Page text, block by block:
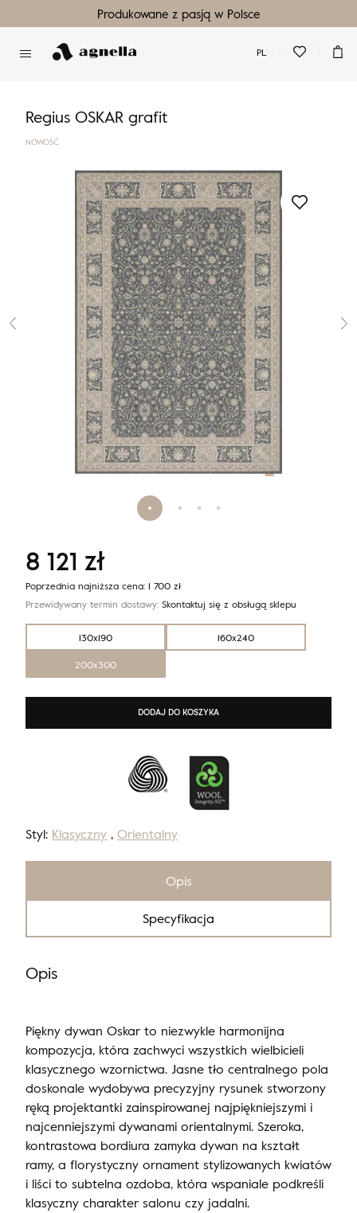
Produkowane z pasją w Polsce
PL
Regius OSKAR grafit
NOWOŚĆ
Styl: Klasyczny , Orientalny
130x190
160x240
200x300
8 121 zł
Poprzednia najniższa cena: 1 700 zł
Przewidywany termin dostawy: Skontaktuj się z obsługą sklepu
DODAJ DO KOSZYKA
Opis
Specyfikacja
Opis
Piękny dywan Oskar to niezwykle harmonijna
kompozycja, która zachwyci wszystkich wielbicieli
klasycznego wzornictwa. Jasne tło centralnego pola
doskonale wydobywa precyzyjny rysunek stworzony
ręką projektantki zainspirowanej najpiękniejszymi i
najcenniejszymi dywanami orientalnymi. Szeroka,
kontrastowa bordiura zamyka dywan na kształt
ramy, a florystyczny ornament stylizowanych kwiatów
i liści to subtelna ozdoba, która wspaniale podkreśli
klasyczny charakter salonu czy jadalni.